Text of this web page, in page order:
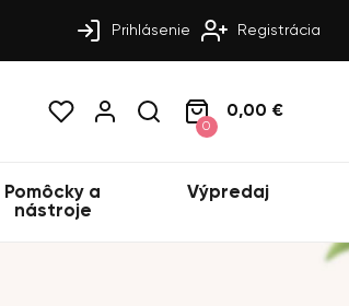
Prihlásenie Registrácia
0
0,00 €
Pomôcky a
nástroje
Výpredaj